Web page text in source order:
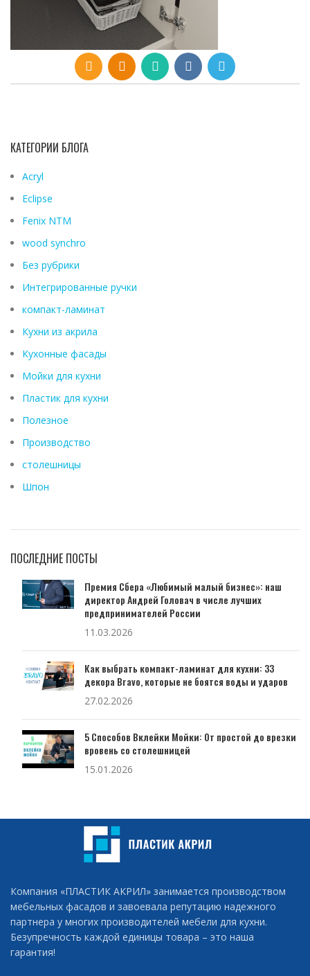
КАТЕГОРИИ БЛОГА
Acryl
Eclipse
Fenix ​​NTM
wood synchro
Без рубрики
Интегрированные ручки
компакт-ламинат
Кухни из акрила
Кухонные фасады
Мойки для кухни
Пластик для кухни
Полезное
Производство
столешницы
Шпон
ПОСЛЕДНИЕ ПОСТЫ
Премия Сбера «Любимый малый бизнес»: наш
директор Андрей Головач в числе лучших
предпринимателей России
11.03.2026
Как выбрать компакт-ламинат для кухни: 33
декора Bravo, которые не боятся воды и ударов
27.02.2026
5 Способов Вклейки Мойки: От простой до врезки
вровень со столешницей
15.01.2026
Компания «ПЛАСТИК АКРИЛ» занимается производством
мебельных фасадов и завоевала репутацию надежного
партнера у многих производителей мебели для кухни.
Безупречность каждой единицы товара – это наша
гарантия!